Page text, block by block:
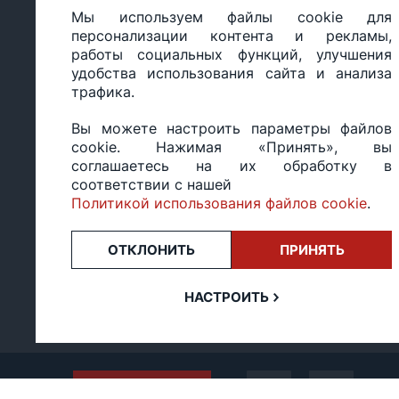
персональных
данных
Настройка политики
cookie
Юридический адрес: 220035, Республика Беларусь,
ул.Тимирязева 65Б, оф.1107Б
Свидетельство о государственной регистрации:
14.03.2017.
Регистрация в Торговом реестре: №494648 от
Заказы, оформленные в рабочий день после 18:00, а
или праздники, обрабатываются на следующий
Мы используем файлы cookie для
персонализации контента и рекламы,
работы социальных функций, улучшения
удобства использования сайта и анализа
трафика.
Вы можете настроить параметры файлов
cookie. Нажимая «Принять», вы
соглашаетесь на их обработку в
соответствии с нашей
Политикой использования файлов cookie.
ОТКЛОНИТЬ ПРИНЯТЬ
НАСТРОИТЬ